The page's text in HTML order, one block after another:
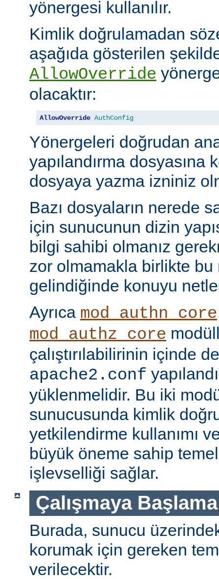
yönergesi kullanılır.
Kimlik doğrulamadan
aşağıda gösterilen
AllowOverride
olacaktır:
AllowOverride AuthConfig
Yönergeleri doğrudan
yapılandırma dosyasına
dosyaya yazma izniniz
Bazı dosyaların nerede
için sunucunun dizin
bilgi sahibi olmanız
zor olmamakla birlikte bu
gelindiğinde konuyu
Ayrıca mod_authn_core
mod_authz_core
çalıştırılabilirinin içinde
apache2.conf
yüklenmelidir. Bu iki
sunucusunda kimlik
yetkilendirme kullanımı
büyük öneme sahip
işlevselliği sağlar.
Çalışmaya Başlama
Burada, sunucu
korumak için gereken
verilecektir.